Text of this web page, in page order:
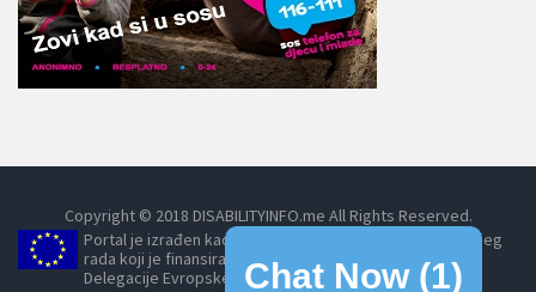
Copyright © 2018 DISABILITYINFO.me All Rights Reserved.
Portal je izrađen kao dio projekta Umrežavanjem do boljeg
rada koji je finansirala Evropska unija, posredstvom
Delegacije Evropske unije u Crnoj Gori.
Chat Now (1)